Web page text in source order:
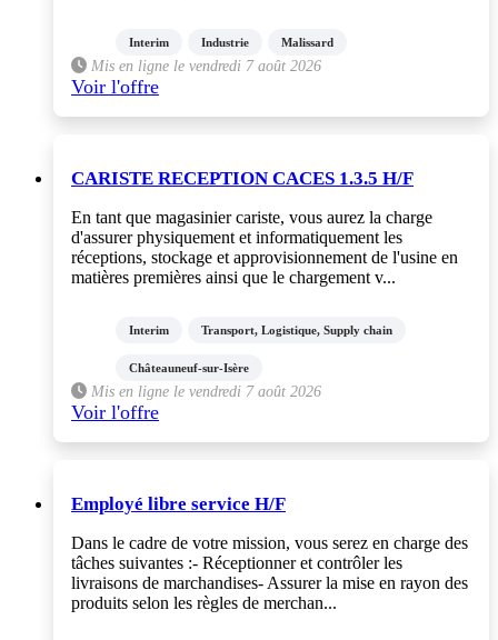
Interim Industrie Malissard
Mis en ligne le vendredi 7 août 2026
Voir l'offre
CARISTE RECEPTION CACES 1.3.5 H/F
En tant que magasinier cariste, vous aurez la charge
d'assurer physiquement et informatiquement les
réceptions, stockage et approvisionnement de l'usine en
matières premières ainsi que le chargement v...
Interim Transport, Logistique, Supply chain
Châteauneuf-sur-Isère
Mis en ligne le vendredi 7 août 2026
Voir l'offre
Employé libre service H/F
Dans le cadre de votre mission, vous serez en charge des
tâches suivantes :- Réceptionner et contrôler les
livraisons de marchandises- Assurer la mise en rayon des
produits selon les règles de merchan...